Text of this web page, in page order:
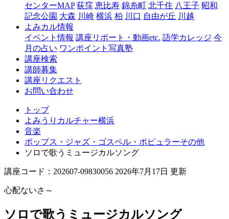
浜
センターMAP 荻窪 恵比寿 錦糸町 北千住 八王子 昭和
記念公園 大森 川崎 横浜 柏 川口 自由が丘 川越
よみカル情報
イベント情報 講座リポート・動画etc. 語学カレッジ 今
月の占い ワンポイント写真塾
講座検索
講師募集
講座リクエスト
お問い合わせ
トップ
よみうりカルチャー横浜
音楽
ポップス・ジャズ・ゴスペル・ポピュラーその他
ソロで歌うミュージカルソング
講座コード：202607-09830056 2026年7月17日 更新
心配ないさ～
ソロで歌うミュージカルソング